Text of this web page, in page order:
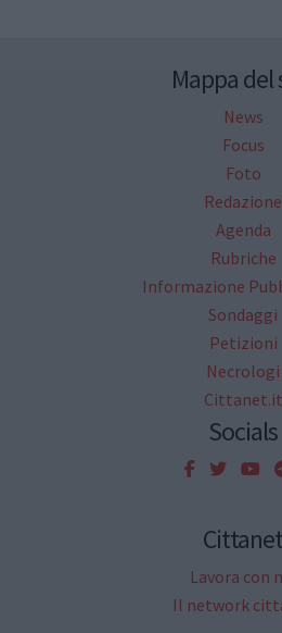
Mappa del
News
Focus
Foto
Redazione
Agenda
Rubriche
Informazione
Sondaggi
Petizioni
Necrologi
Cittanet.it
Socials
Cittanet
Lavora con
Il network